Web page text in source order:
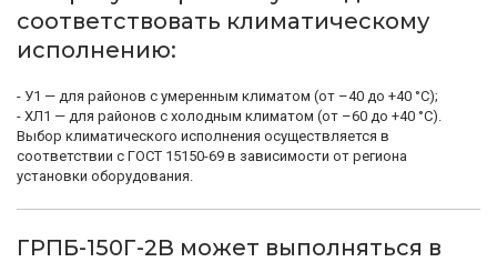
соответствовать климатическому
исполнению:
- У1 — для районов с умеренным климатом (от –40 до +40 °С);
- ХЛ1 — для районов с холодным климатом (от –60 до +40 °С).
Выбор климатического исполнения осуществляется в
соответствии с ГОСТ 15150-69 в зависимости от региона
установки оборудования.
ГРПБ-150Г-2В может выполняться в